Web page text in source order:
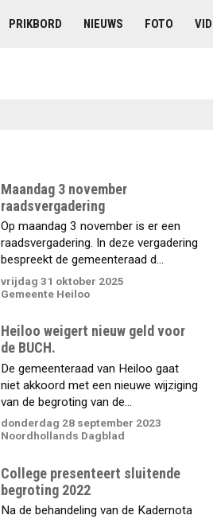
PRIKBORD NIEUWS FOTO
Maandag 3 november
raadsvergadering
Op maandag 3 november is er een
raadsvergadering. In deze vergadering
bespreekt de gemeenteraad d...
vrijdag 31 oktober 2025
Gemeente Heiloo
Heiloo weigert nieuw geld voor
de BUCH.
De gemeenteraad van Heiloo gaat
niet akkoord met een nieuwe wijziging
van de begroting van de...
donderdag 28 september 2023
Noordhollands Dagblad
College presenteert sluitende
begroting 2022
Na de behandeling van de Kadernota